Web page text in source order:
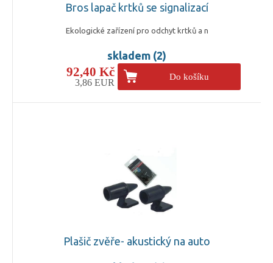
Bros lapač krtků se signalizací
Ekologické zařízení pro odchyt krtků a n
skladem (2)
92,40 Kč
3,86 EUR
Do košíku
Plašič zvěře- akustický na auto